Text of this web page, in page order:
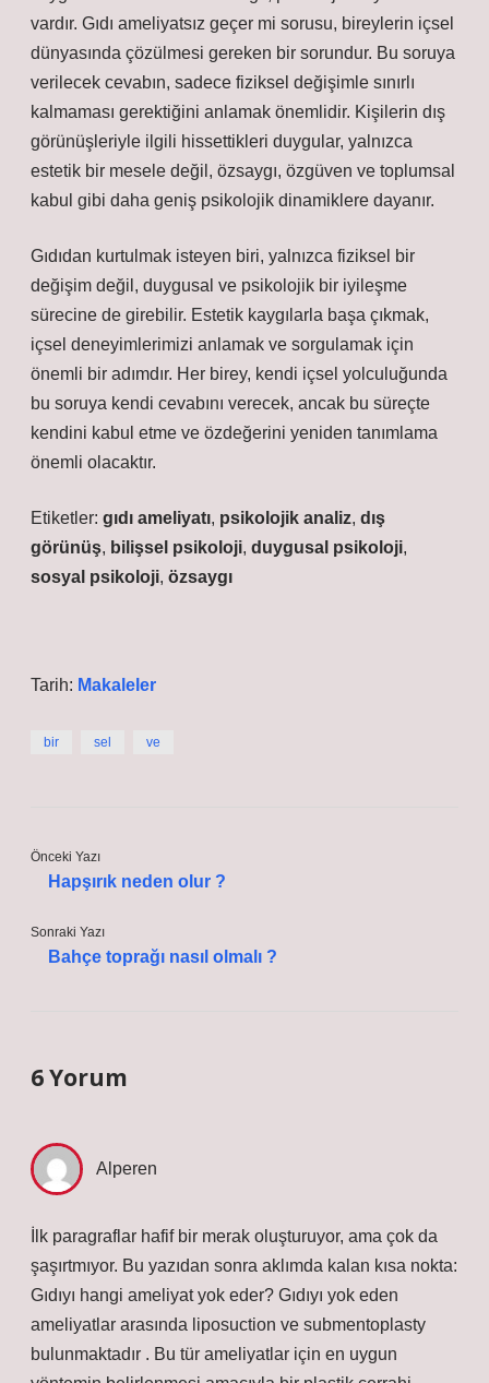
vardır. Gıdı ameliyatsız geçer mi sorusu, bireylerin içsel
dünyasında çözülmesi gereken bir sorundur. Bu soruya
verilecek cevabın, sadece fiziksel değişimle sınırlı
kalmaması gerektiğini anlamak önemlidir. Kişilerin dış
görünüşleriyle ilgili hissettikleri duygular, yalnızca
estetik bir mesele değil, özsaygı, özgüven ve toplumsal
kabul gibi daha geniş psikolojik dinamiklere dayanır.
Gıdıdan kurtulmak isteyen biri, yalnızca fiziksel bir
değişim değil, duygusal ve psikolojik bir iyileşme
sürecine de girebilir. Estetik kaygılarla başa çıkmak,
içsel deneyimlerimizi anlamak ve sorgulamak için
önemli bir adımdır. Her birey, kendi içsel yolculuğunda
bu soruya kendi cevabını verecek, ancak bu süreçte
kendini kabul etme ve özdeğerini yeniden tanımlama
önemli olacaktır.
Etiketler: gıdı ameliyatı, psikolojik analiz, dış
görünüş, bilişsel psikoloji, duygusal psikoloji,
sosyal psikoloji, özsaygı
Tarih: Makaleler
bir sel ve
Önceki Yazı
Hapşırık neden olur ?
Sonraki Yazı
Bahçe toprağı nasıl olmalı ?
6 Yorum
Alperen
İlk paragraflar hafif bir merak oluşturuyor, ama çok da
şaşırtmıyor. Bu yazıdan sonra aklımda kalan kısa nokta:
Gıdıyı hangi ameliyat yok eder? Gıdıyı yok eden
ameliyatlar arasında liposuction ve submentoplasty
bulunmaktadır . Bu tür ameliyatlar için en uygun